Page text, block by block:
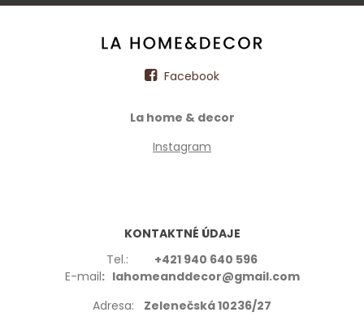
Facebook
La home & decor
Instagram
KONTAKTNÉ ÚDAJE
Tel.: +421 940 640 596
E-mail: lahomeanddecor@gmail.com
Adresa: Zelenečská 10236/27